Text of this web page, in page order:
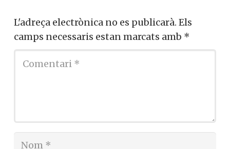
L'adreça electrònica no es publicarà. Els
camps necessaris estan marcats amb *